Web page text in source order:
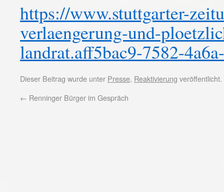
https://www.stuttgarter-
verlaengerung-und-
landrat.aff5bac9-7582-
Dieser Beitrag wurde unter Presse, Reaktivierung
← Renninger Bürger im Gespräch